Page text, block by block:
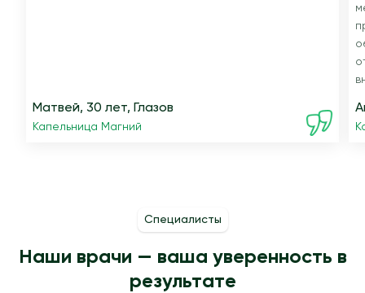
Матвей, 30 лет, Глазов
Капельница Магний
Специалисты
Наши врачи — ваша уверенность в
результате